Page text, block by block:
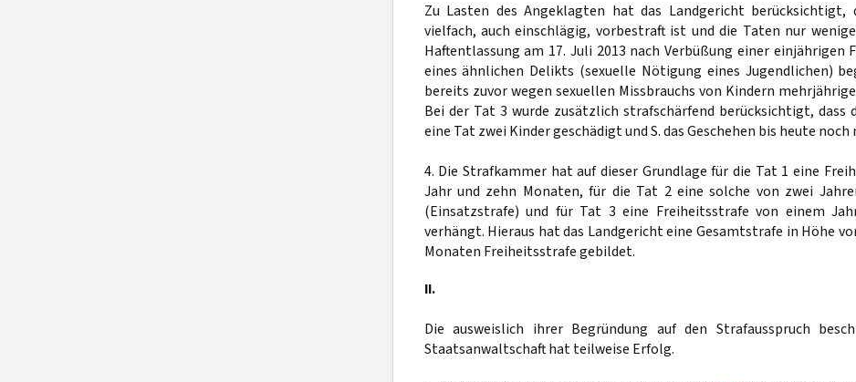
Zu Lasten des Angeklagten hat das Landgericht berücksichtigt,
vielfach, auch einschlägig, vorbestraft ist und die Taten nur
Haftentlassung am 17. Juli 2013 nach Verbüßung einer einjährigen
eines ähnlichen Delikts (sexuelle Nötigung eines Jugendlichen)
bereits zuvor wegen sexuellen Missbrauchs von Kindern
Bei der Tat 3 wurde zusätzlich strafschärfend berücksichtigt, dass
eine Tat zwei Kinder geschädigt und S. das Geschehen bis heute
4. Die Strafkammer hat auf dieser Grundlage für die Tat 1 eine
Jahr und zehn Monaten, für die Tat 2 eine solche von zwei
(Einsatzstrafe) und für Tat 3 eine Freiheitsstrafe von einem
verhängt. Hieraus hat das Landgericht eine Gesamtstrafe in Höhe
Monaten Freiheitsstrafe gebildet.
II.
Die ausweislich ihrer Begründung auf den Strafausspruch
Staatsanwaltschaft hat teilweise Erfolg.